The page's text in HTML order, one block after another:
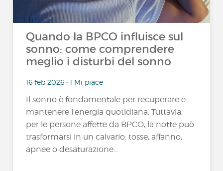
Quando la BPCO influisce sul
sonno: come comprendere
meglio i disturbi del sonno
16 feb 2026 • 1 Mi piace
Il sonno è fondamentale per recuperare e
mantenere l'energia quotidiana. Tuttavia,
per le persone affette da BPCO, la notte può
trasformarsi in un calvario: tosse, affanno,
apnee o desaturazione...